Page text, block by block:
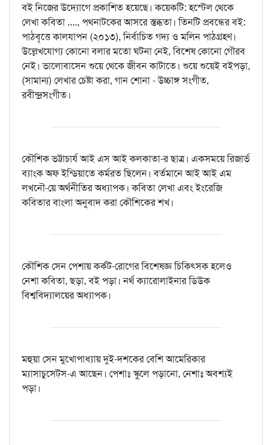
বই নিজের উদ্যোগে প্রকাশিত হয়েছে। কয়েকটি: হস্টেল থেকে
লেখা কবিতা ...., পথনাটকের আসরে স্তব্ধতা। তিনটি প্রবন্ধের বই:
পাঠবৃত্তে কালযাপন (২০১৩), নির্বাচিত গদ্য ও মলিন পাঠগ্রহণ।
উল্লেখযোগ্য কোনো বলার মতো ঘটনা নেই, বিশেষ কোনো গৌরব
নেই। ভালোবাসেন শুয়ে থেকে জীবন কাটাতে। শুয়ে শুয়েই বইপড়া,
(সামান্য) লেখার চেষ্টা করা, গান শোনা - উচ্চাঙ্গ সংগীত,
রবীন্দ্রসংগীত।
কৌশিক ভট্টাচার্য আই এস আই কলকাতা-র ছাত্র। একসময়ে রিজার্ভ
ব্যাংক অফ ইন্ডিয়াতে কর্মরত ছিলেন। বর্তমানে আই আই এম
লখনৌ-য়ে অর্থনীতির অধ্যাপক। কবিতা লেখা এবং ইংরেজি
কবিতার বাংলা অনুবাদ করা কৌশিকের শখ।
কৌশিক সেন পেশায় কর্কট-রোগের বিশেষজ্ঞ চিকিৎসক হলেও
নেশা কবিতা, ছড়া, বই পড়া। নর্থ ক্যারোলাইনার ডিউক
বিশ্ববিদ্যালয়ের অধ্যাপক।
মহুয়া সেন মুখোপাধ্যায় দুই-দশকের বেশি আমেরিকার
ম্যাসাচুসেট্‌স-এ আছেন। পেশাঃ স্কুলে পড়ানো, নেশাঃ অবশ্যই
পড়া।